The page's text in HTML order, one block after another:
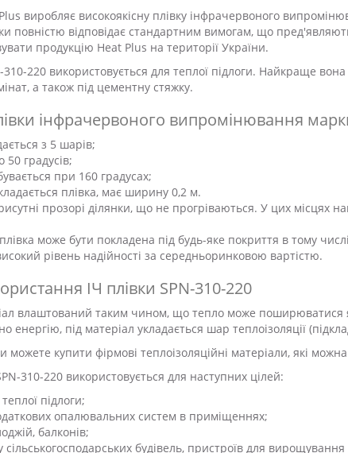
виробляє високоякісну плівку інфрачервоного
повністю відповідає стандартним вимогам, що
продукцію Heat Plus на території України.
310-220 використовується для теплої підлоги. Найкраще
а також під цементну стяжку.
інфрачервоного випромінювання
з 5 шарів;
50 градусів;
при 160 градусах;
плівка, має ширину 0,2 м.
прозорі ділянки, що не прогріваються. У цих місцях
може бути покладена під будь-яке покриття в тому
рівень надійності за середньоринковою вартістю.
ІЧ плівки SPN-310-220
влаштований таким чином, що тепло може поширюватися
енергію, під матеріал укладається шар теплоізоляції
купити фірмові теплоізоляційні матеріали, які
310-220 використовується для наступних цілей:
підлоги;
опалювальних систем в приміщеннях;
балконів;
сільськогосподарських будівель, пристроїв для